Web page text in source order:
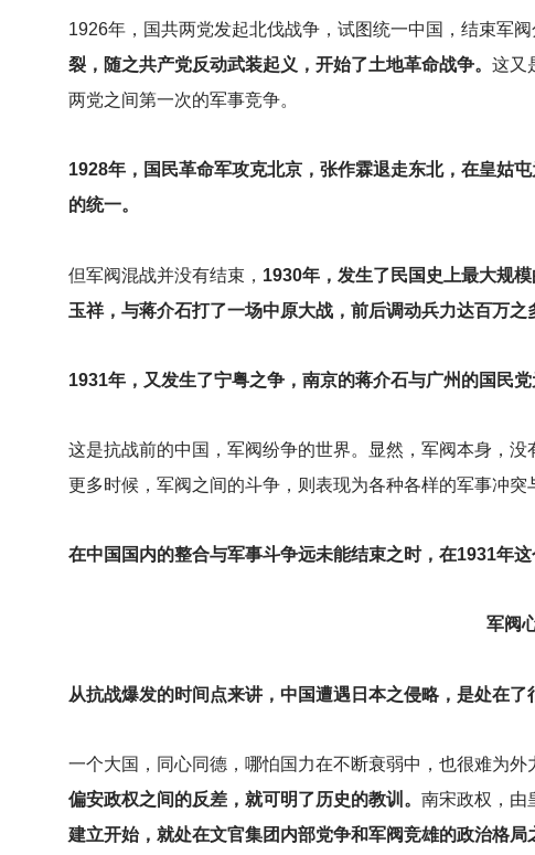
1926年，国共两党发起北伐战争，试图统一中国，结束军阀
裂，随之共产党反动武装起义，开始了土地革命战争。 这又
两党之间第一次的军事竞争。
1928年，国民革命军攻克北京，张作霖退走东北，在皇姑
的统一。
但军阀混战并没有结束， 1930年，发生了民国史上最大规
玉祥，与蒋介石打了一场中原大战，前后调动兵力达百万之
1931年，又发生了宁粤之争，南京的蒋介石与广州的国民
这是抗战前的中国，军阀纷争的世界。显然，军阀本身，
更多时候，军阀之间的斗争，则表现为各种各样的军事冲突
在中国国内的整合与军事斗争远未能结束之时，在1931年
军阀
从抗战爆发的时间点来讲，中国遭遇日本之侵略，是处在
一个大国，同心同德，哪怕国力在不断衰弱中，也很难为外
偏安政权之间的反差，就可明了历史的教训。 南宋政权，由
建立开始，就处在文官集团内部党争和军阀竞雄的政治格